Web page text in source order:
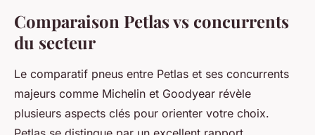
Comparaison Petlas vs concurrents
du secteur
Le comparatif pneus entre Petlas et ses concurrents
majeurs comme Michelin et Goodyear révèle
plusieurs aspects clés pour orienter votre choix.